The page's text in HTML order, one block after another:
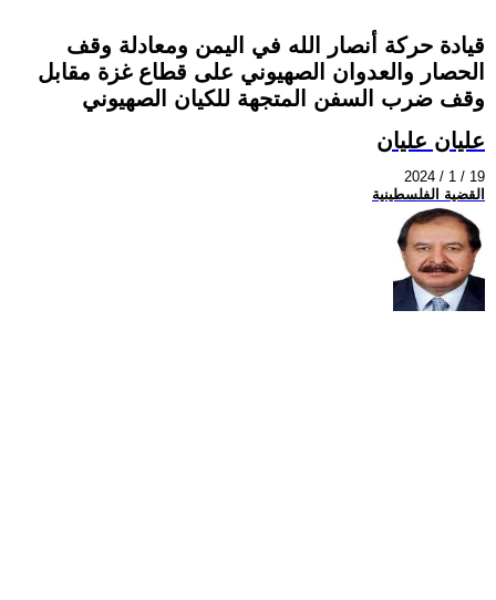
قيادة حركة أنصار الله في اليمن ومعادلة وقف
الحصار والعدوان الصهيوني على قطاع غزة مقابل
وقف ضرب السفن المتجهة للكيان الصهيوني
عليان عليان
2024 / 1 / 19
القضية الفلسطينية